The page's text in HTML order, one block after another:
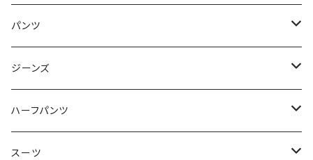
50/XL～
48/L
50/XL～
46/M
48/L
50/XL～
～44/S
46/M
48/L
50/XL～
パンツ
～44/S
46/M
48/L
ジーンズ
～44/S
46/M
ハーフパンツ
～44/S
スーツ